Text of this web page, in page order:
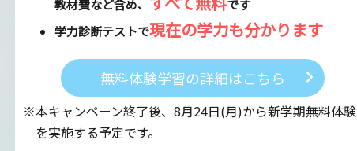
教材費など含め、
です
学力診断テストで現在の学力も分かります
無料体験学習の詳細はこちら
※本キャンペーン終了後、 8月24日(月)から新学期無料体験
を実施する予定です。